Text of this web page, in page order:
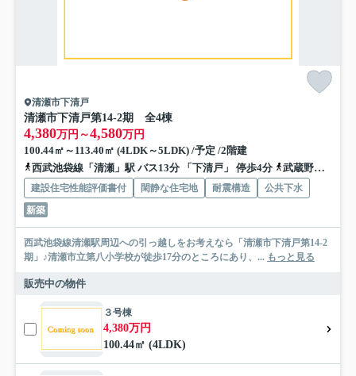
清瀬市下清戸
清瀬市下清戸第14‐2期 全4棟
4,380万円～4,580万円
100.44㎡～113.40㎡ (4LDK～5LDK) /予定 /2階建
西武池袋線「清瀬」駅 バス13分 「下清戸」 停歩4分
武蔵野線「新座」駅 バス17分 「下清戸」 停歩4分
建設住宅性能評価書付 閑静な住宅地 耐震構造
公共下水
新築
西武池袋線清瀬駅周辺への引っ越しをお考えなら「清瀬市下清戸第14‐2
期」♪清瀬市立第八小学校が徒歩17分のところにあり、... もっと見る
販売中の物件
３号棟
4,380万円
100.44㎡ (4LDK)